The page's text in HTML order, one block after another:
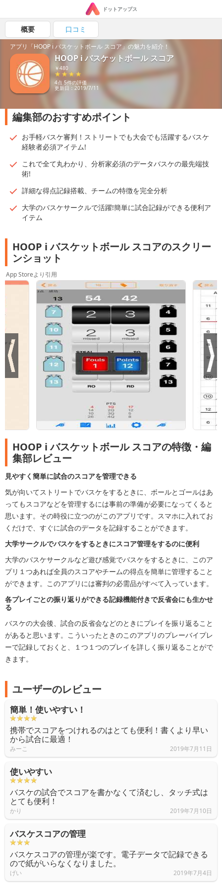
ドットアップス
概要 口コミ
アプリ「HOOP i バスケットボール スコア」の魅力を紹介！
HOOP i バスケットボール スコア
￥480
4点 5件の評価
更新日：2019/7/11
編集部のおすすめポイント
お手軽バスケ審判！ストリートでも大会でも活躍するバスケ
経験者必須アイテム!
これで全て丸わかり、分析家必須のデータバスケの最先端技
術!
詳細な得点記録搭載、チームの特徴を完全分析
大学のバスケサークルで活躍!簡単に試合記録ができる便利ア
イテム
HOOP i バスケットボール スコアのスクリー
ンショット
App Storeより引用
HOOP i バスケットボール スコアの特徴・編
集部レビュー
見やすく簡単に試合のスコアを管理できる
気が向いてストリートでバスケをするときに、ボールとゴールはあ
ってもスコアなどを管理するには事前の準備が必要になってくると
思います。その時役に立つのがこのアプリです。スマホに入れてお
くだけで、すぐに試合のデータを記録することができます。
大学サークルでバスケをするときにスコア管理をするのに便利
大学のバスケサークルなど遊び感覚でバスケをするときに、このア
プリ１つあれば全員のスコアやチームの得点を簡単に管理すること
ができます。このアプリには審判の必需品がすべて入っています。
各プレイごとの振り返りができる記録機能付きで反省会にも生かせ
る
バスケの大会後、試合の反省会などのときにプレイを振り返ること
があると思います。こういったときのこのアプリのプレーバイプレ
ーで記録しておくと、１つ１つのプレイを詳しく振り返ることがで
きます。
ユーザーのレビュー
簡単！使いやすい！
携帯でスコアをつけれるのはとても便利！書くより早い
から試合に最適！
みーこ 2019年7月11日
使いやすい
バスケの試合でスコアを書かなくて済むし、タッチ式は
とても便利！
かり 2019年7月10日
バスケスコアの管理
バスケスコアの管理が楽です。電子データで記録できる
ので紙がいらなくなりました。
げい 2019年7月4日